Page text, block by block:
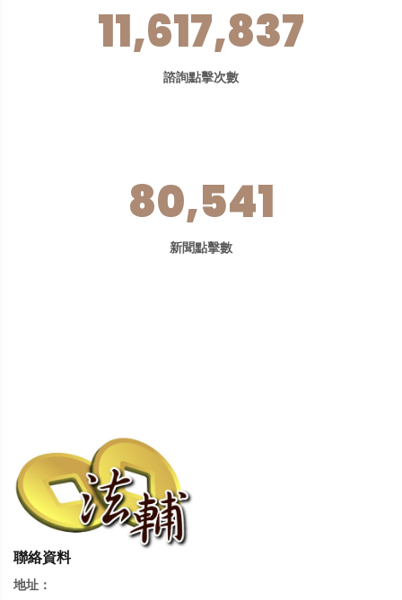
11,617,837
諮詢點擊次數
80,541
新聞點擊數
聯絡資料
地址：